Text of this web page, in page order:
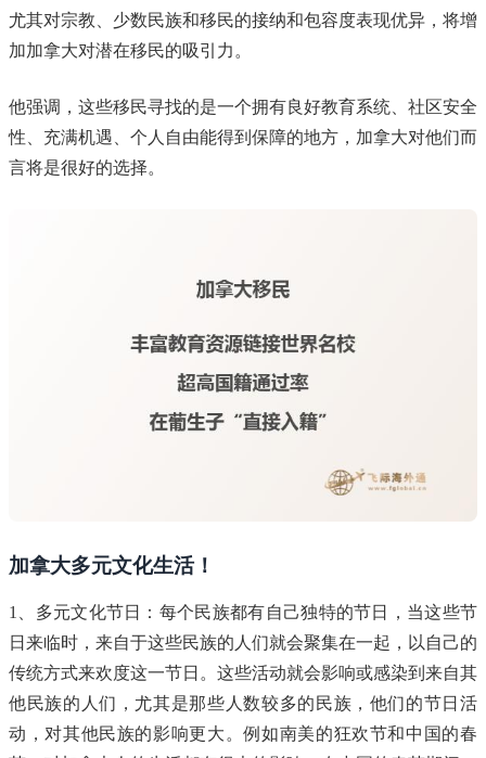
尤其对宗教、少数民族和移民的接纳和包容度表现优异，将增
加加拿大对潜在移民的吸引力。
他强调，这些移民寻找的是一个拥有良好教育系统、社区安全
性、充满机遇、个人自由能得到保障的地方，加拿大对他们而
言将是很好的选择。
加拿大多元文化生活！
1、多元文化节日：每个民族都有自己独特的节日，当这些节
日来临时，来自于这些民族的人们就会聚集在一起，以自己的
传统方式来欢度这一节日。这些活动就会影响或感染到来自其
他民族的人们，尤其是那些人数较多的民族，他们的节日活
动，对其他民族的影响更大。例如南美的狂欢节和中国的春